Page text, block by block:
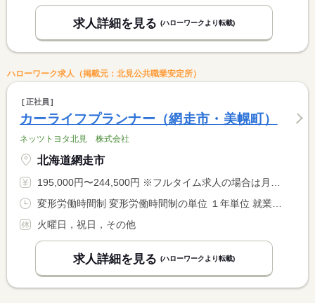
求人詳細を見る (ハローワークより転載)
ハローワーク求人（掲載元：北見公共職業安定所）
正社員
カーライフプランナー（網走市・美幌町）
ネッツトヨタ北見 株式会社
北海道網走市
195,000円〜244,500円 ※フルタイム求人の場合は月額（換算額）、パート求人の場合は時間額を表示しています。
火曜日，祝日，その他
求人詳細を見る (ハローワークより転載)